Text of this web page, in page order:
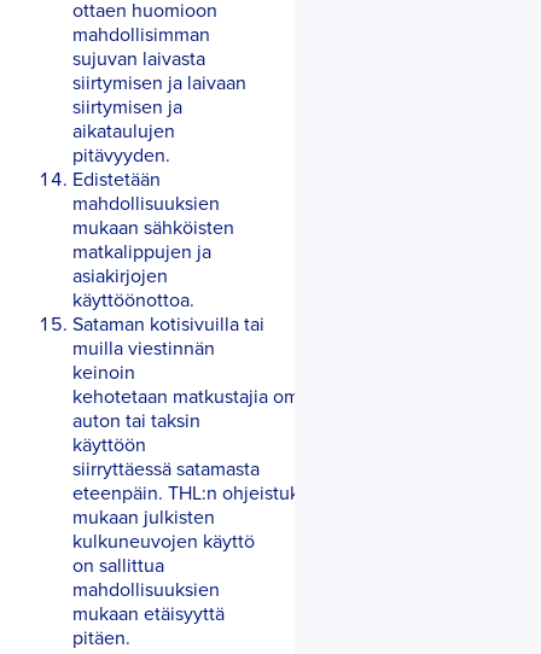
ottaen huomioon
mahdollisimman
sujuvan laivasta
siirtymisen ja laivaan
siirtymisen ja
aikataulujen
pitävyyden.
Edistetään
mahdollisuuksien
mukaan sähköisten
matkalippujen ja
asiakirjojen
käyttöönottoa.
Sataman kotisivuilla tai
muilla viestinnän
keinoin
kehotetaan matkustajia oman
auton tai taksin
käyttöön
siirryttäessä satamasta
eteenpäin. THL:n ohjeistuksen
mukaan julkisten
kulkuneuvojen käyttö
on sallittua
mahdollisuuksien
mukaan etäisyyttä
pitäen.